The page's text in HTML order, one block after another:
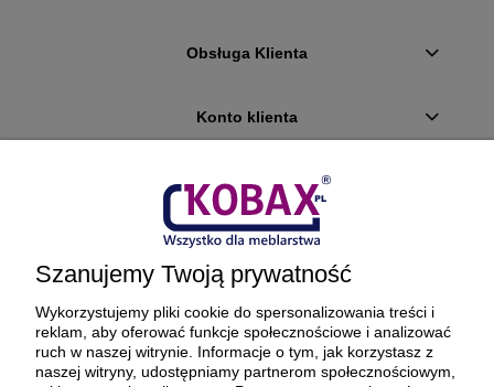
Obsługa Klienta
Konto klienta
Płatności i dostawa
Ciekawostki
O firmie
Szanujemy Twoją prywatność
Wykorzystujemy pliki cookie do spersonalizowania treści i
reklam, aby oferować funkcje społecznościowe i analizować
ruch w naszej witrynie. Informacje o tym, jak korzystasz z
naszej witryny, udostępniamy partnerom społecznościowym,